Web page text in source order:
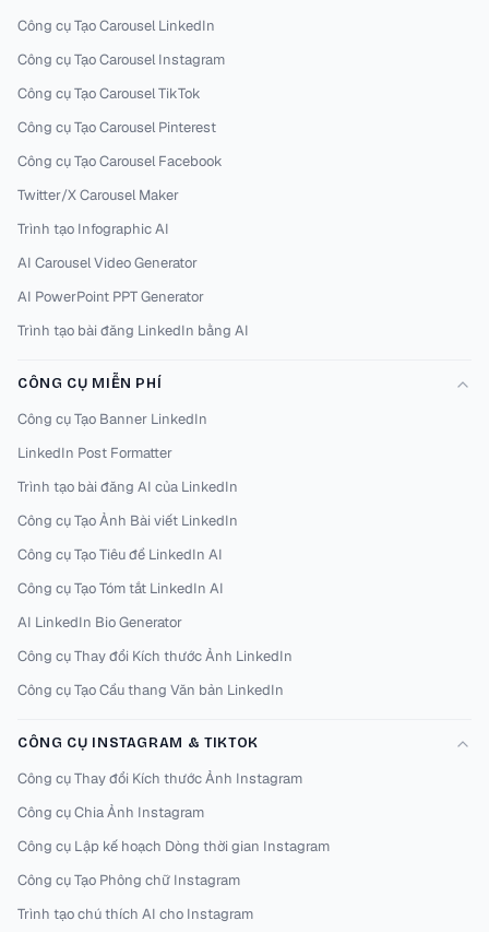
Công cụ Tạo Carousel LinkedIn
Công cụ Tạo Carousel Instagram
Công cụ Tạo Carousel TikTok
Công cụ Tạo Carousel Pinterest
Công cụ Tạo Carousel Facebook
Twitter/X Carousel Maker
Trình tạo Infographic AI
AI Carousel Video Generator
AI PowerPoint PPT Generator
Trình tạo bài đăng LinkedIn bằng AI
CÔNG CỤ MIỄN PHÍ
Công cụ Tạo Banner LinkedIn
LinkedIn Post Formatter
Trình tạo bài đăng AI của LinkedIn
Công cụ Tạo Ảnh Bài viết LinkedIn
Công cụ Tạo Tiêu đề LinkedIn AI
Công cụ Tạo Tóm tắt LinkedIn AI
AI LinkedIn Bio Generator
Công cụ Thay đổi Kích thước Ảnh LinkedIn
Công cụ Tạo Cầu thang Văn bản LinkedIn
CÔNG CỤ INSTAGRAM & TIKTOK
Công cụ Thay đổi Kích thước Ảnh Instagram
Công cụ Chia Ảnh Instagram
Công cụ Lập kế hoạch Dòng thời gian Instagram
Công cụ Tạo Phông chữ Instagram
Trình tạo chú thích AI cho Instagram